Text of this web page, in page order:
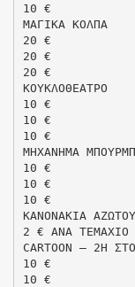
10 €
ΜΑΓΙΚΑ ΚΟΛΠΑ
20 €
20 €
20 €
ΚΟΥΚΛΟΘΕΑΤΡΟ
10 €
10 €
10 €
ΜΗΧΑΝΗΜΑ
10 €
10 €
10 €
ΚΑΝΟΝΑΚΙΑ
2 € ANA TΕΜΑΧΙΟ
CARTOON – 2Η
10 €
10 €